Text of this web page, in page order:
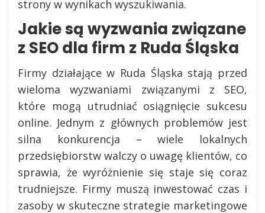
strony w wynikach wyszukiwania.
Jakie są wyzwania związane
z SEO dla firm z Ruda Śląska
Firmy działające w Ruda Śląska stają przed
wieloma wyzwaniami związanymi z SEO,
które mogą utrudniać osiągnięcie sukcesu
online. Jednym z głównych problemów jest
silna konkurencja – wiele lokalnych
przedsiębiorstw walczy o uwagę klientów, co
sprawia, że wyróżnienie się staje się coraz
trudniejsze. Firmy muszą inwestować czas i
zasoby w skuteczne strategie marketingowe